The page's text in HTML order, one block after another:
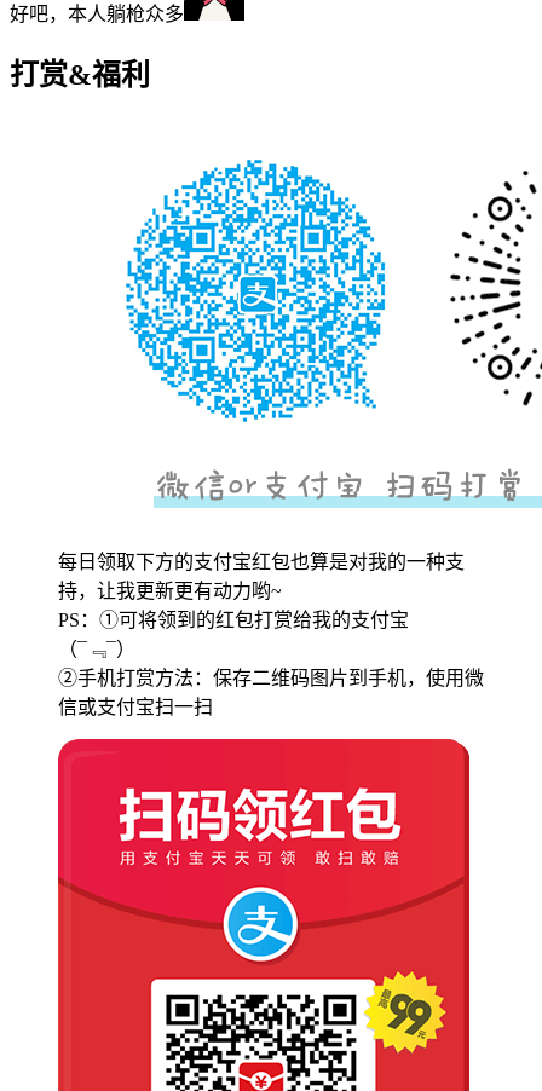
好吧，本人躺枪众多
打赏&福利
每日领取下方的支付宝红包也算是对我的一种支
持，让我更新更有动力哟~
PS：①可将领到的红包打赏给我的支付宝
（¯﹃¯）
②手机打赏方法：保存二维码图片到手机，使用微
信或支付宝扫一扫